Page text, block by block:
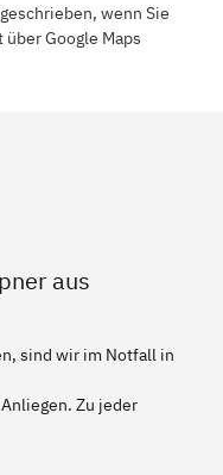
wenn Sie
Google Maps
aus
sind wir im Notfall in
Zu jeder